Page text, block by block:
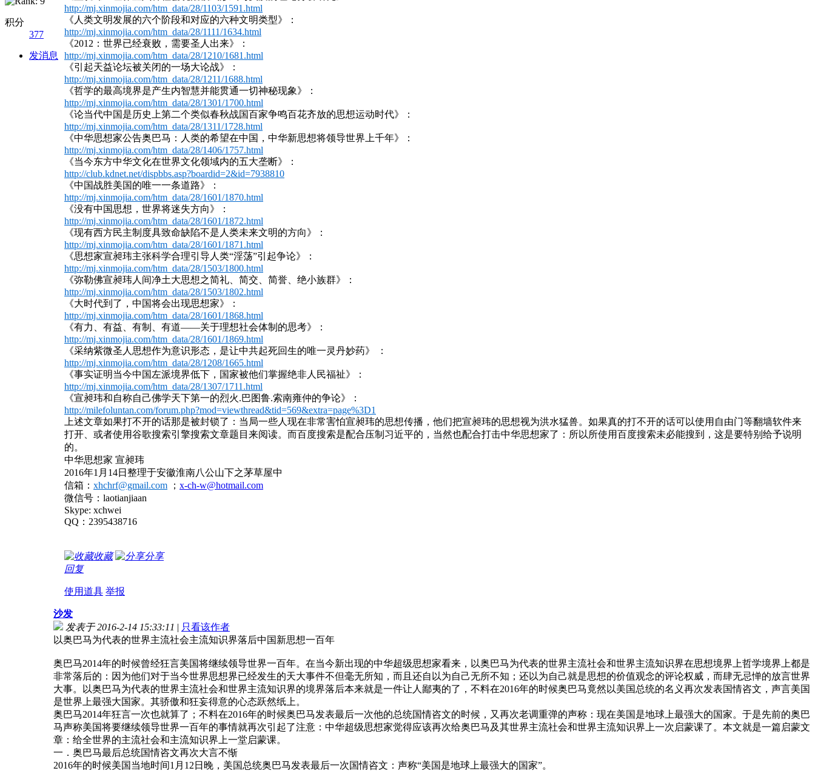
积分
377
发消息
http://mj.xinmojia.com/htm_data/28/1103/1591.html
《人类文明发展的六个阶段和对应的六种文明类型》：
http://mj.xinmojia.com/htm_data/28/1111/1634.html
《2012：世界已经衰败，需要圣人出来》：
http://mj.xinmojia.com/htm_data/28/1210/1681.html
《引起天益论坛被关闭的一场大论战》：
http://mj.xinmojia.com/htm_data/28/1211/1688.html
《哲学的最高境界是产生内智慧并能贯通一切神秘现象》：
http://mj.xinmojia.com/htm_data/28/1301/1700.html
《论当代中国是历史上第二个类似春秋战国百家争鸣百花齐放的思想运动时代》：
http://mj.xinmojia.com/htm_data/28/1311/1728.html
《中华思想家公告奥巴马：人类的希望在中国，中华新思想将领导世界上千年》：
http://mj.xinmojia.com/htm_data/28/1406/1757.html
《当今东方中华文化在世界文化领域内的五大垄断》：
http://club.kdnet.net/dispbbs.asp?boardid=2&id=7938810
《中国战胜美国的唯一一条道路》：
http://mj.xinmojia.com/htm_data/28/1601/1870.html
《没有中国思想，世界将迷失方向》：
http://mj.xinmojia.com/htm_data/28/1601/1872.html
《现有西方民主制度具致命缺陷不是人类未来文明的方向》：
http://mj.xinmojia.com/htm_data/28/1601/1871.html
《思想家宣昶玮主张科学合理引导人类“淫荡”引起争论》：
http://mj.xinmojia.com/htm_data/28/1503/1800.html
《弥勒佛宣昶玮人间净土大思想之简礼、简交、简誉、绝小族群》：
http://mj.xinmojia.com/htm_data/28/1503/1802.html
《大时代到了，中国将会出现思想家》：
http://mj.xinmojia.com/htm_data/28/1601/1868.html
《有力、有益、有制、有道——关于理想社会体制的思考》：
http://mj.xinmojia.com/htm_data/28/1601/1869.html
《采纳紫微圣人思想作为意识形态，是让中共起死回生的唯一灵丹妙药》 ：
http://mj.xinmojia.com/htm_data/28/1208/1665.html
《事实证明当今中国左派境界低下，国家被他们掌握绝非人民福祉》：
http://mj.xinmojia.com/htm_data/28/1307/1711.html
《宣昶玮和自称自己佛学天下第一的烈火.巴图鲁.索南雍仲的争论》：
http://milefoluntan.com/forum.php?mod=viewthread&tid=569&extra=page%3D1
上述文章如果打不开的话那是被封锁了：当局一些人现在非常害怕宣昶玮的思想传播，他们把宣昶玮的思想视为洪水猛兽。如果真的打不开的话可以使用自由门等翻墙软件来
打开、或者使用谷歌搜索引擎搜索文章题目来阅读。而百度搜索是配合压制习近平的，当然也配合打击中华思想家了：所以所使用百度搜索未必能搜到，这是要特别给予说明
的。
中华思想家 宣昶玮
2016年1月14日整理于安徽淮南八公山下之茅草屋中
信箱： xhchrf@gmail.com ； x-ch-w@hotmail.com
微信号：laotianjiaan
Skype: xchwei
QQ：2395438716
收藏
分享
回复
使用道具 举报
沙发
发表于 2016-2-14 15:33:11 | 只看该作者
以奥巴马为代表的世界主流社会主流知识界落后中国新思想一百年
奥巴马2014年的时候曾经狂言美国将继续领导世界一百年。在当今新出现的中华超级思想家看来，以奥巴马为代表的世界主流社会和世界主流知识界在思想境界上哲学境界上都是
非常落后的：因为他们对于当今世界思想界已经发生的天大事件不但毫无所知，而且还自以为自己无所不知；还以为自己就是思想的价值观念的评论权威，而肆无忌惮的放言世界
大事。以奥巴马为代表的世界主流社会和世界主流知识界的境界落后本来就是一件让人鄙夷的了，不料在2016年的时候奥巴马竟然以美国总统的名义再次发表国情咨文，声言美国
是世界上最强大国家。其骄傲和狂妄得意的心态跃然纸上。
奥巴马2014年狂言一次也就算了；不料在2016年的时候奥巴马发表最后一次他的总统国情咨文的时候，又再次老调重弹的声称：现在美国是地球上最强大的国家。于是先前的奥巴
马声称美国将要继续领导世界一百年的事情就再次引起了注意：中华超级思想家觉得应该再次给奥巴马及其世界主流社会和世界主流知识界上一次启蒙课了。本文就是一篇启蒙文
章：给全世界的主流社会和主流知识界上一堂启蒙课。
一．奥巴马最后总统国情咨文再次大言不惭
2016年的时候美国当地时间1月12日晚，美国总统奥巴马发表最后一次国情咨文：声称“美国是地球上最强大的国家”。